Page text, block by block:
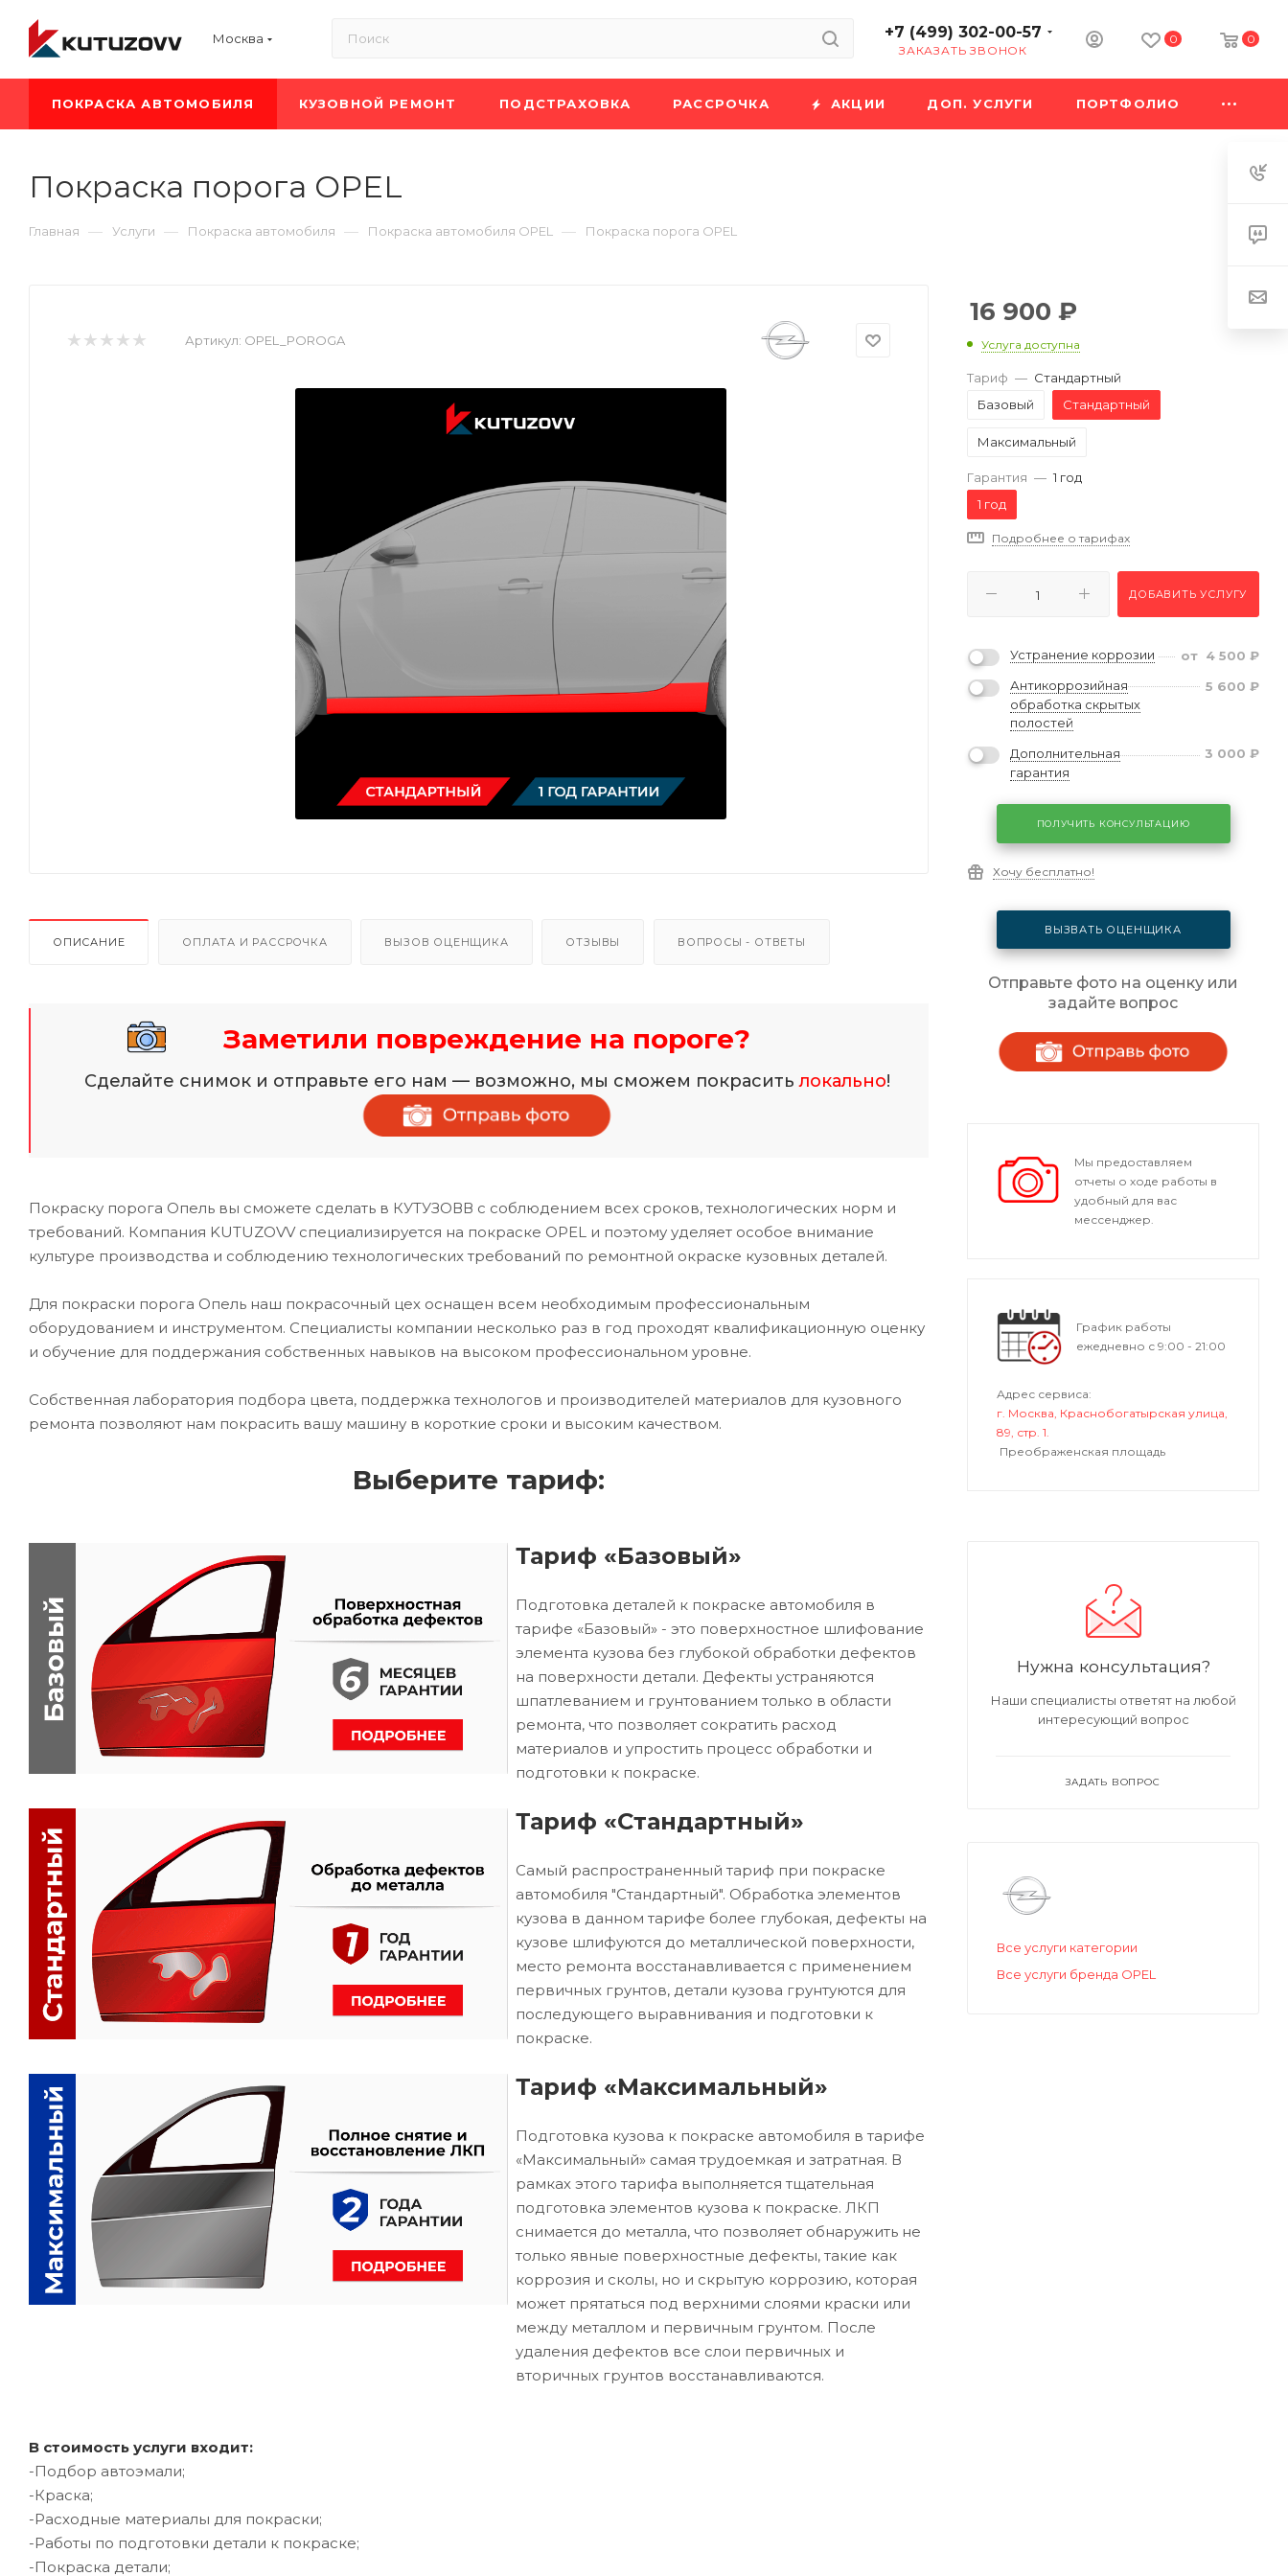
Москва +7 (499) 302-00-57
ЗАКАЗАТЬ ЗВОНОК
0 0
ПОКРАСКА АВТОМОБИЛЯ КУЗОВНОЙ РЕМОНТ ПОДСТРАХОВКА РАССРОЧКА АКЦИИ ДОП. УСЛУГИ ПОРТФОЛИО
Покраска порога OPEL
Главная — Услуги — Покраска автомобиля — Покраска автомобиля OPEL — Покраска порога OPEL
Артикул: OPEL_POROGA
ОПИСАНИЕ ОПЛАТА И РАССРОЧКА ВЫЗОВ ОЦЕНЩИКА ОТЗЫВЫ ВОПРОСЫ - ОТВЕТЫ
Заметили повреждение на пороге?
Сделайте снимок и отправьте его нам — возможно, мы сможем покраситьлокально!
Покраску порога Опель вы сможете сделать в КУТУЗОВВ с соблюдением всех сроков, технологических норм и
требований. Компания KUTUZOVV специализируется на покраске OPEL и поэтому уделяет особое внимание
культуре производства и соблюдению технологических требований по ремонтной окраске кузовных деталей.
Для покраски порога Опель наш покрасочный цех оснащен всем необходимым профессиональным
оборудованием и инструментом. Специалисты компании несколько раз в год проходят квалификационную оценку
и обучение для поддержания собственных навыков на высоком профессиональном уровне.
Собственная лаборатория подбора цвета, поддержка технологов и производителей материалов для кузовного
ремонта позволяют нам покрасить вашу машину в короткие сроки и высоким качеством.
Выберите тариф:
Тариф «Базовый»
Подготовка деталей к покраске автомобиля в
тарифе «Базовый» - это поверхностное шлифование
элемента кузова без глубокой обработки дефектов
на поверхности детали. Дефекты устраняются
шпатлеванием и грунтованием только в области
ремонта, что позволяет сократить расход
материалов и упростить процесс обработки и
подготовки к покраске.
Тариф «Стандартный»
Самый распространенный тариф при покраске
автомобиля "Стандартный". Обработка элементов
кузова в данном тарифе более глубокая, дефекты на
кузове шлифуются до металлической поверхности,
место ремонта восстанавливается с применением
первичных грунтов, детали кузова грунтуются для
последующего выравнивания и подготовки к
покраске.
Тариф «Максимальный»
Подготовка кузова к покраске автомобиля в тарифе
«Максимальный» самая трудоемкая и затратная. В
рамках этого тарифа выполняется тщательная
подготовка элементов кузова к покраске. ЛКП
снимается до металла, что позволяет обнаружить не
только явные поверхностные дефекты, такие как
коррозия и сколы, но и скрытую коррозию, которая
может прятаться под верхними слоями краски или
между металлом и первичным грунтом. После
удаления дефектов все слои первичных и
вторичных грунтов восстанавливаются.
В стоимость услуги входит:
-Подбор автоэмали;
-Краска;
-Расходные материалы для покраски;
-Работы по подготовки детали к покраске;
-Покраска детали;
16 900 ₽
Услуга доступна
Тариф — Стандартный
Базовый
Стандартный
Максимальный
Гарантия — 1 год
1 год
Подробнее о тарифах
ДОБАВИТЬ УСЛУГУ
Устранение коррозии от 4 500 ₽
Антикоррозийная
обработка скрытых
полостей
5 600 ₽
Дополнительная
гарантия
3 000 ₽
ПОЛУЧИТЬ КОНСУЛЬТАЦИЮ
Хочу бесплатно!
ВЫЗВАТЬ ОЦЕНЩИКА
Отправьте фото на оценку или
задайте вопрос
Мы предоставляем
отчеты о ходе работы в
удобный для вас
мессенджер.
График работы
ежедневно с 9:00 - 21:00
Адрес сервиса:
г. Москва, Краснобогатырская улица,
89, стр. 1.
Преображенская площадь
Нужна консультация?
Наши специалисты ответят на любой
интересующий вопрос
ЗАДАТЬ ВОПРОС
Все услуги категории
Все услуги бренда OPEL